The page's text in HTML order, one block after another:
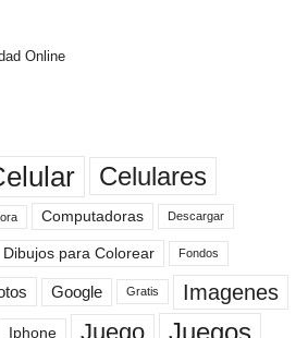
Online
Celulares
Computadoras Descargar
Dibujos para Colorear Fondos
Google Gratis Imagenes
Iphone Juego Juegos